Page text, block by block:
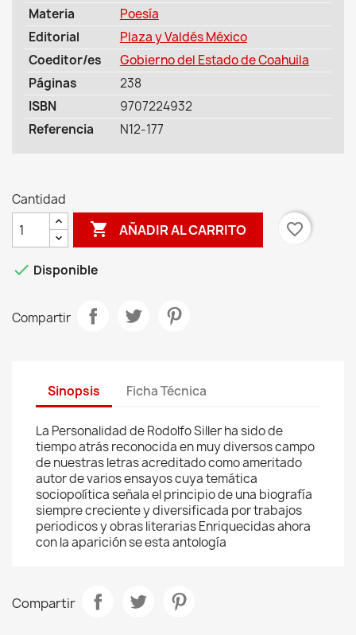
Materia
Poesía
Editorial
Plaza y Valdés México
Coeditor/es
Gobierno del Estado de Coahuila
Páginas
238
ISBN
9707224932
Referencia
N12-177
Cantidad
 AÑADIR AL CARRITO favorite_border
 Disponible
Compartir
Sinopsis Ficha Técnica
La Personalidad de Rodolfo Siller ha sido de
tiempo atrás reconocida en muy diversos campo
de nuestras letras acreditado como ameritado
autor de varios ensayos cuya temática
sociopolítica señala el principio de una biografía
siempre creciente y diversificada por trabajos
periodicos y obras literarias Enriquecidas ahora
con la aparición se esta antología
Compartir